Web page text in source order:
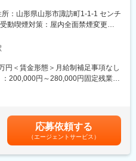
）
ョンあり
立ち（入職後、3ヶ月を目安とした
領域サポート」
つけてご就業可能です！
構成されており、馴染みやすく活
る大型IoT製品や薬剤システムの運
ニア職となっております。未経験
て、メーカー直雇用という貴重な
へキャリアチェンジされたい方歓
が6割、お客様先での業務が4割ほ
ベンダーとの打ち合わせ等もある
種の特徴の一つとなります。
：山形県山形市諏訪町1-1-1 センチ
動喫煙対策：屋内全面禁煙変更の
モートワーク含む）
円＜賃金形態＞月給制補足事項なし
200,000円～280,000円固定残業手
を考慮し決定します。■昇給：年1
も目安の金額であり、選考を通じ
月給(月額)は固定手当を含めた表記
応募依頼する
（エージェントサービス）